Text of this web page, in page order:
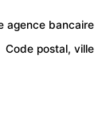
agence bancaire
Code postal, ville